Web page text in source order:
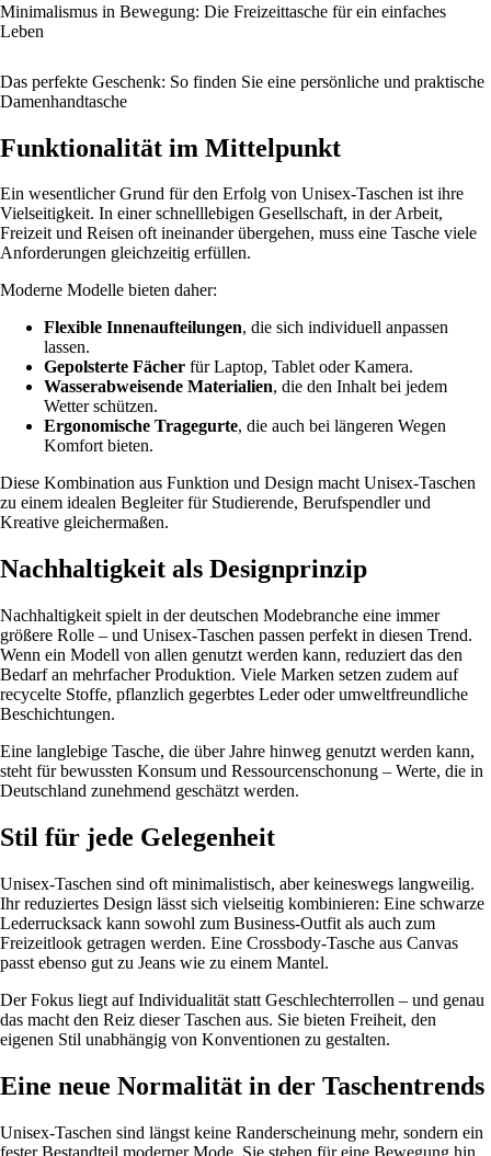
Minimalismus in Bewegung: Die Freizeittasche für ein einfaches
Leben
Das perfekte Geschenk: So finden Sie eine persönliche und praktische
Damenhandtasche
Funktionalität im Mittelpunkt
Ein wesentlicher Grund für den Erfolg von Unisex-Taschen ist ihre
Vielseitigkeit. In einer schnelllebigen Gesellschaft, in der Arbeit,
Freizeit und Reisen oft ineinander übergehen, muss eine Tasche viele
Anforderungen gleichzeitig erfüllen.
Moderne Modelle bieten daher:
Flexible Innenaufteilungen, die sich individuell anpassen
lassen.
Gepolsterte Fächer für Laptop, Tablet oder Kamera.
Wasserabweisende Materialien, die den Inhalt bei jedem
Wetter schützen.
Ergonomische Tragegurte, die auch bei längeren Wegen
Komfort bieten.
Diese Kombination aus Funktion und Design macht Unisex-Taschen
zu einem idealen Begleiter für Studierende, Berufspendler und
Kreative gleichermaßen.
Nachhaltigkeit als Designprinzip
Nachhaltigkeit spielt in der deutschen Modebranche eine immer
größere Rolle – und Unisex-Taschen passen perfekt in diesen Trend.
Wenn ein Modell von allen genutzt werden kann, reduziert das den
Bedarf an mehrfacher Produktion. Viele Marken setzen zudem auf
recycelte Stoffe, pflanzlich gegerbtes Leder oder umweltfreundliche
Beschichtungen.
Eine langlebige Tasche, die über Jahre hinweg genutzt werden kann,
steht für bewussten Konsum und Ressourcenschonung – Werte, die in
Deutschland zunehmend geschätzt werden.
Stil für jede Gelegenheit
Unisex-Taschen sind oft minimalistisch, aber keineswegs langweilig.
Ihr reduziertes Design lässt sich vielseitig kombinieren: Eine schwarze
Lederrucksack kann sowohl zum Business-Outfit als auch zum
Freizeitlook getragen werden. Eine Crossbody-Tasche aus Canvas
passt ebenso gut zu Jeans wie zu einem Mantel.
Der Fokus liegt auf Individualität statt Geschlechterrollen – und genau
das macht den Reiz dieser Taschen aus. Sie bieten Freiheit, den
eigenen Stil unabhängig von Konventionen zu gestalten.
Eine neue Normalität in der Taschentrends
Unisex-Taschen sind längst keine Randerscheinung mehr, sondern ein
fester Bestandteil moderner Mode. Sie stehen für eine Bewegung hin